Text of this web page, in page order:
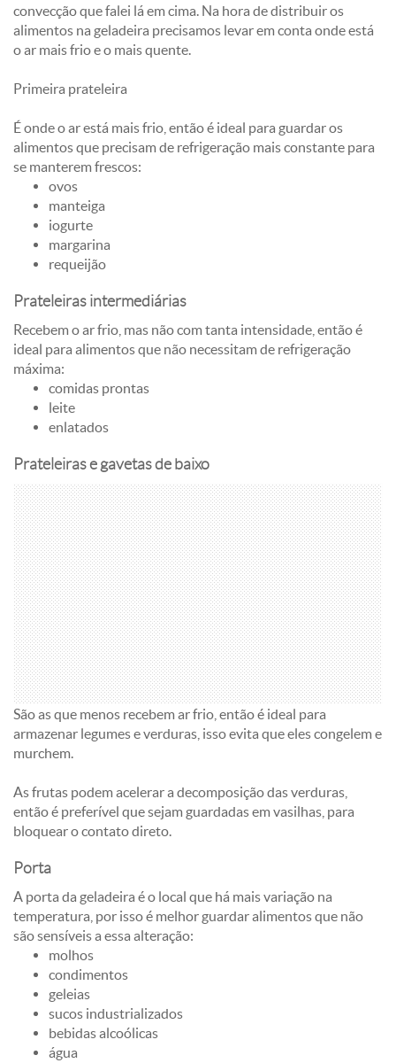
convecção que falei lá em cima. Na hora de distribuir os
alimentos na geladeira precisamos levar em conta onde está
o ar mais frio e o mais quente.
Primeira prateleira
É onde o ar está mais frio, então é ideal para guardar os
alimentos que precisam de refrigeração mais constante para
se manterem frescos:
ovos
manteiga
iogurte
margarina
requeijão
Prateleiras intermediárias
Recebem o ar frio, mas não com tanta intensidade, então é
ideal para alimentos que não necessitam de refrigeração
máxima:
comidas prontas
leite
enlatados
Prateleiras e gavetas de baixo
São as que menos recebem ar frio, então é ideal para
armazenar legumes e verduras, isso evita que eles congelem e
murchem.
As frutas podem acelerar a decomposição das verduras,
então é preferível que sejam guardadas em vasilhas, para
bloquear o contato direto.
Porta
A porta da geladeira é o local que há mais variação na
temperatura, por isso é melhor guardar alimentos que não
são sensíveis a essa alteração:
molhos
condimentos
geleias
sucos industrializados
bebidas alcoólicas
água